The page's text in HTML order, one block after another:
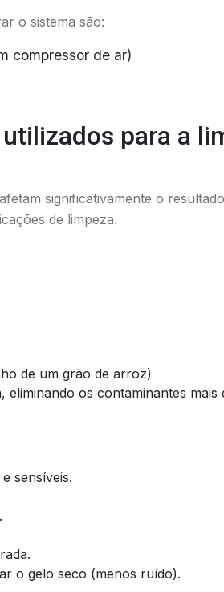
o sistema são:
compressor de ar)
para a
significativamente o
de limpeza.
de um grão de arroz)
eliminando os contaminantes mais
sensíveis.
o gelo seco (menos ruído).